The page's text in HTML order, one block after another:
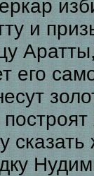
и
его